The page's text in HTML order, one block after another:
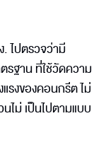
. ไปตรวจว่ามี
รฐาน ที่ใช้วัดความ
รงของคอนกรีต ไม่
ไม่ เป็นไปตามแบบ